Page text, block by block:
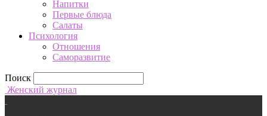
Напитки
Первые блюда
Салаты
Психология
Отношения
Саморазвитие
Поиск
Женский журнал